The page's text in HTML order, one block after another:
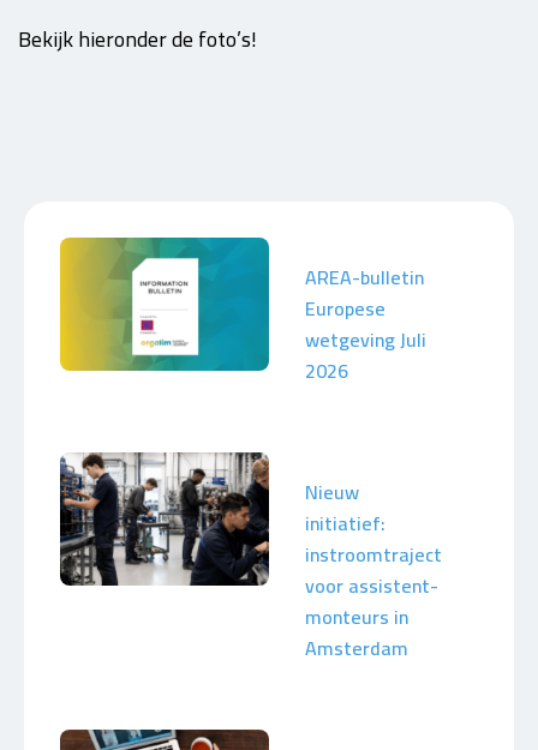
Bekijk hieronder de foto’s!
AREA-bulletin
Europese
wetgeving Juli
2026
Nieuw
initiatief:
instroomtraject
voor assistent-
monteurs in
Amsterdam